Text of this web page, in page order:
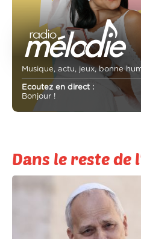
Musique, actu, jeux, bonne
Ecoutez en direct :
Bonjour !
Dans le reste de